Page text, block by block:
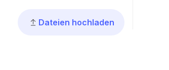
Dateien hochladen